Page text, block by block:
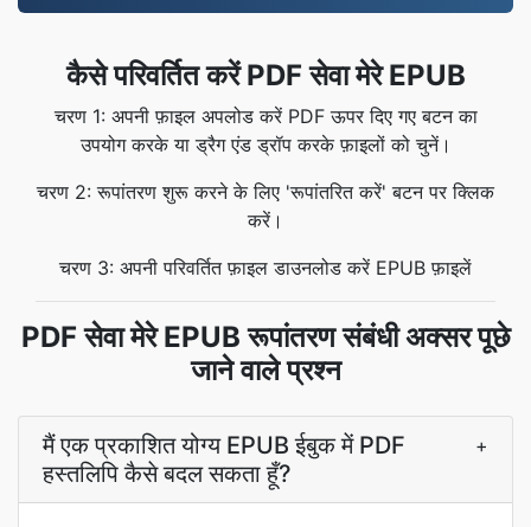
कैसे परिवर्तित करें PDF सेवा मेरे EPUB
चरण 1: अपनी फ़ाइल अपलोड करें PDF ऊपर दिए गए बटन का
उपयोग करके या ड्रैग एंड ड्रॉप करके फ़ाइलों को चुनें।
चरण 2: रूपांतरण शुरू करने के लिए 'रूपांतरित करें' बटन पर क्लिक
करें।
चरण 3: अपनी परिवर्तित फ़ाइल डाउनलोड करें EPUB फ़ाइलें
PDF सेवा मेरे EPUB रूपांतरण संबंधी अक्सर पूछे
जाने वाले प्रश्न
मैं एक प्रकाशित योग्य EPUB ईबुक में PDF
हस्तलिपि कैसे बदल सकता हूँ?
+